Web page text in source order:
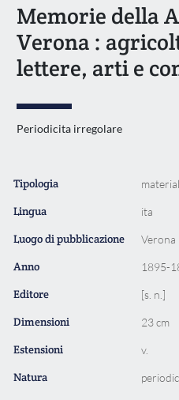
Memorie della
Verona :
lettere, arti e
Periodicita irregolare
Tipologia
Lingua ita
Luogo di pubblicazione Verona
Anno 1895-
Editore [s. n.]
Dimensioni 23 cm
Estensioni v.
Natura